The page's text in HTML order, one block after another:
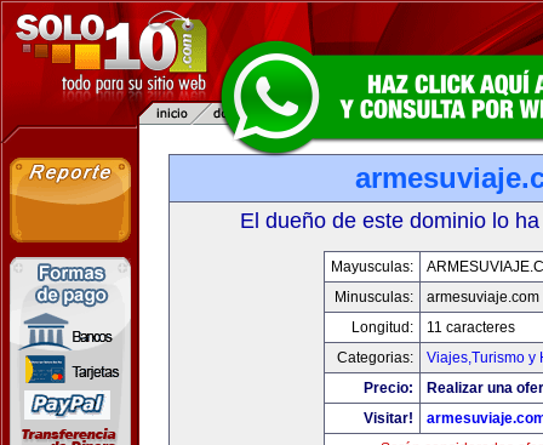
El dueño de este dominio lo
Mayusculas:
Minusculas:
armesuviaje.com
Longitud:
11 caracteres
Categorias:
Viajes,Turismo y
Precio:
Realizar una
Visitar!